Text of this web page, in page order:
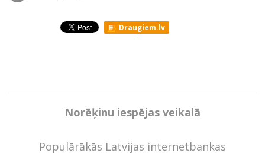
Draugiem.lv
Norēķinu iespējas veikalā
Populārākās Latvijas internetbankas